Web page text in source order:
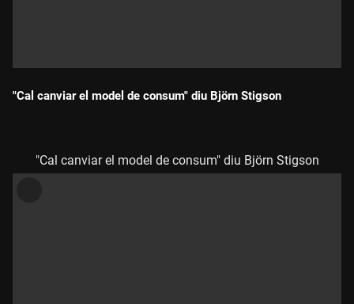
"Cal canviar el model de consum" diu Björn Stigson
"Cal canviar el model de consum" diu Björn Stigson